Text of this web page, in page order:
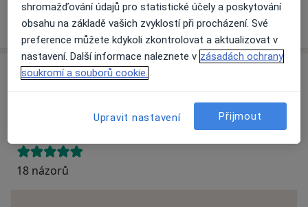
Víceo adrese
Názory
Přidejte svůj názor
18 názorů
shromažďování údajů pro statistické účely a poskytování
obsahu na základě vašich zvyklostí při procházení. Své
preference můžete kdykoli zkontrolovat a aktualizovat v
nastavení. Další informace naleznete v zásadách ochrany
soukromí a souborů cookie.
Upravit nastavení Přijmout